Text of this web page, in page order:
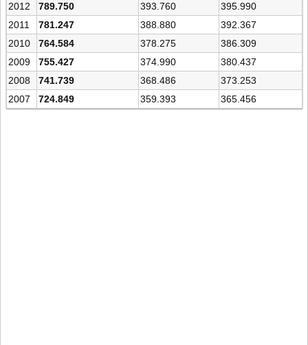
2012
789.750 393.760
395.990
2011
781.247 388.880
392.367
2010
764.584 378.275
386.309
2009
755.427 374.990
380.437
2008
741.739 368.486
373.253
2007
724.849 359.393 365.456